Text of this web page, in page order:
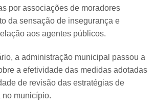
por associações de moradores
da sensação de insegurança e
aos agentes públicos.
a administração municipal passou a
a efetividade das medidas adotadas
de revisão das estratégias de
município.